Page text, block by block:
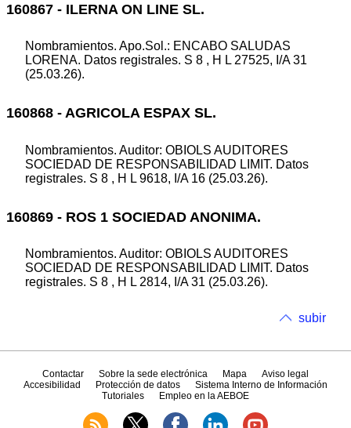
160867 - ILERNA ON LINE SL.
Nombramientos. Apo.Sol.: ENCABO SALUDAS
LORENA. Datos registrales. S 8 , H L 27525, I/A 31
(25.03.26).
160868 - AGRICOLA ESPAX SL.
Nombramientos. Auditor: OBIOLS AUDITORES
SOCIEDAD DE RESPONSABILIDAD LIMIT. Datos
registrales. S 8 , H L 9618, I/A 16 (25.03.26).
160869 - ROS 1 SOCIEDAD ANONIMA.
Nombramientos. Auditor: OBIOLS AUDITORES
SOCIEDAD DE RESPONSABILIDAD LIMIT. Datos
registrales. S 8 , H L 2814, I/A 31 (25.03.26).
subir
Contactar Sobre la sede electrónica Mapa
Aviso legal
Accesibilidad
Protección de datos
Sistema Interno de Información
Tutoriales
Empleo en la AEBOE